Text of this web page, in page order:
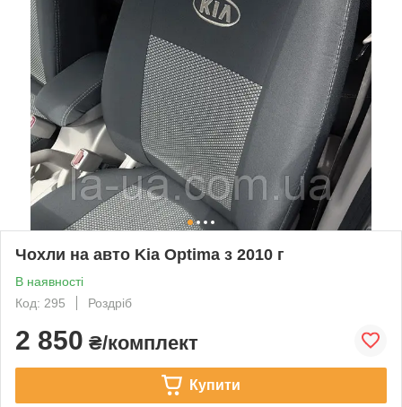
Чохли на авто Kia Optima з 2010 г
В наявності
Код: 295
Роздріб
2 850 ₴/комплект
Купити